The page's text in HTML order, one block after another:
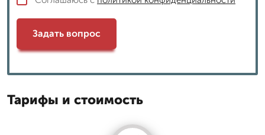
Задать вопрос
Тарифы и стоимость